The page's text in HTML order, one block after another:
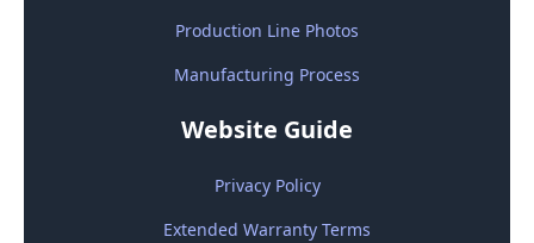
Production Line Photos
Manufacturing Process
Website Guide
Privacy Policy
Extended Warranty Terms